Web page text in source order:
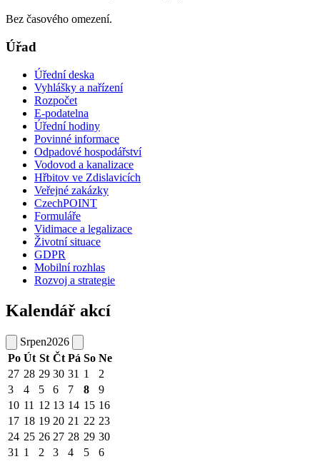
Bez časového omezení.
Úřad
Úřední deska
Vyhlášky a nařízení
Rozpočet
E-podatelna
Úřední hodiny
Povinné informace
Odpadové hospodářství
Vodovod a kanalizace
Hřbitov ve Zdislavicích
Veřejné zakázky
CzechPOINT
Formuláře
Vidimace a legalizace
Životní situace
GDPR
Mobilní rozhlas
Rozvoj a strategie
Kalendář akcí
Srpen2026
Po Út St Čt Pá So Ne
27 28 29 30 31 1
2
3
4 5 6 7 8
9
10 11 12 13 14 15 16
17 18 19 20 21 22 23
24 25 26 27 28 29 30
31 1 2 3 4 5 6